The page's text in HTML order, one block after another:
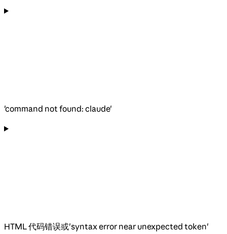
'command not found: claude'
HTML 代码错误或'syntax error near unexpected token'